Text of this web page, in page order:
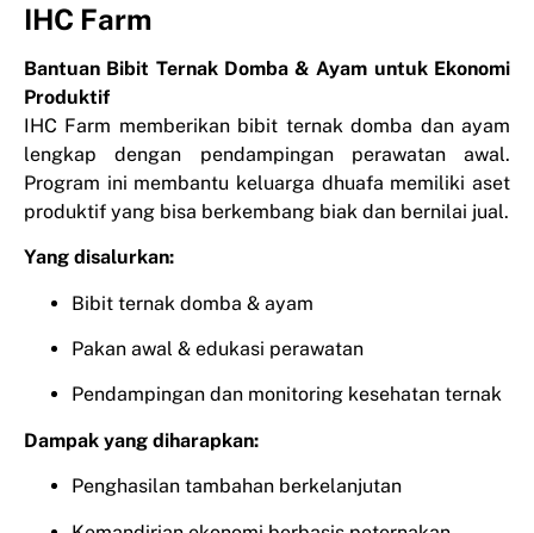
IHC Farm
Bantuan Bibit Ternak Domba & Ayam untuk Ekonomi
Produktif
IHC Farm memberikan bibit ternak domba dan ayam
lengkap dengan pendampingan perawatan awal.
Program ini membantu keluarga dhuafa memiliki aset
produktif yang bisa berkembang biak dan bernilai jual.
Yang disalurkan:
Bibit ternak domba & ayam
Pakan awal & edukasi perawatan
Pendampingan dan monitoring kesehatan ternak
Dampak yang diharapkan:
Penghasilan tambahan berkelanjutan